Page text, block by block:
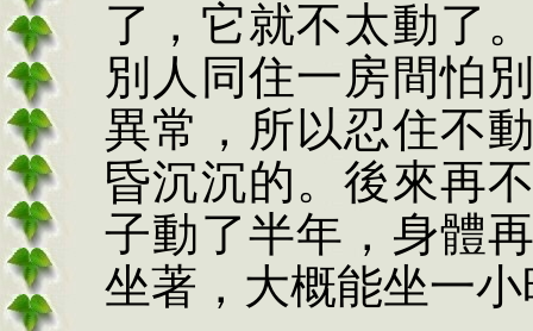
了，它就不太動了
別人同住一房間怕
異常，所以忍住不
昏沉沉的。後來再
子動了半年，身體
坐著，大概能坐一